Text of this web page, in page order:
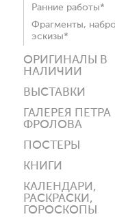
Ранние работы*
Фрагменты,
эскизы*
ОРИГИНАЛЫ В
НАЛИЧИИ
ВЫСТАВКИ
ГАЛЕРЕЯ ПЕТРА
ФРОЛОВА
ПОСТЕРЫ
КНИГИ
КАЛЕНДАРИ,
РАСКРАСКИ,
ГОРОСКОПЫ